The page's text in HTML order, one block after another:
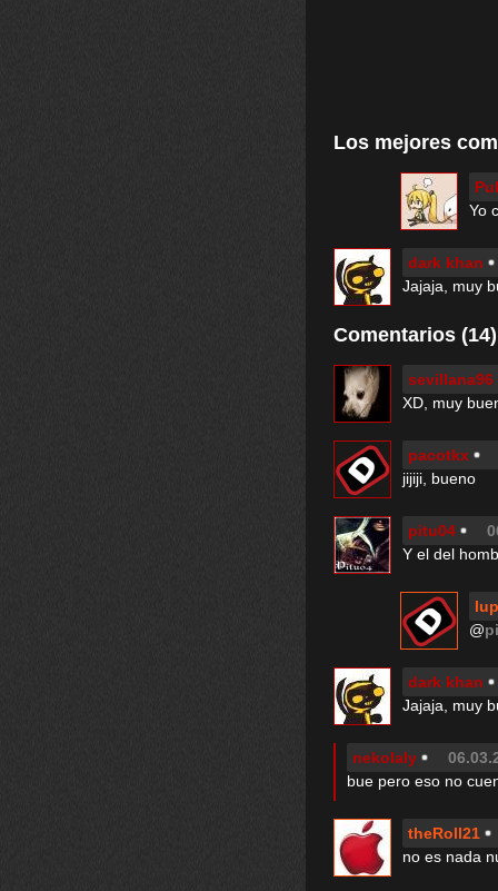
Los mejores
Yo
dark khan
Jajaja, muy
Comentarios (14)
sevillana96
XD, muy
pacotkx
jijiji, bueno
pitu04
Y el del
@
dark khan
Jajaja, muy
nekolaly
bue pero eso no
theRoll21
no es nada